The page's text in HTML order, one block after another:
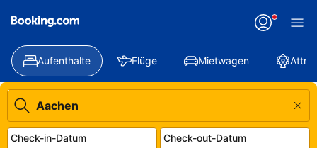
Aufenthalte Flüge Mietwagen
Check-in-Datum Check-out-Datum